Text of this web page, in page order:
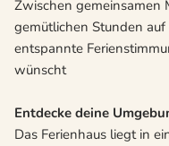
Zwischen gemeinsamen
gemütlichen Stunden
entspannte
wünscht
Entdecke deine
Das Ferienhaus liegt in